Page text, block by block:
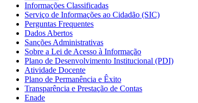
Informações Classificadas
Serviço de Informações ao Cidadão (SIC)
Perguntas Frequentes
Dados Abertos
Sanções Administrativas
Sobre a Lei de Acesso à Informação
Plano de Desenvolvimento Institucional (PDI)
Atividade Docente
Plano de Permanência e Êxito
Transparência e Prestação de Contas
Enade